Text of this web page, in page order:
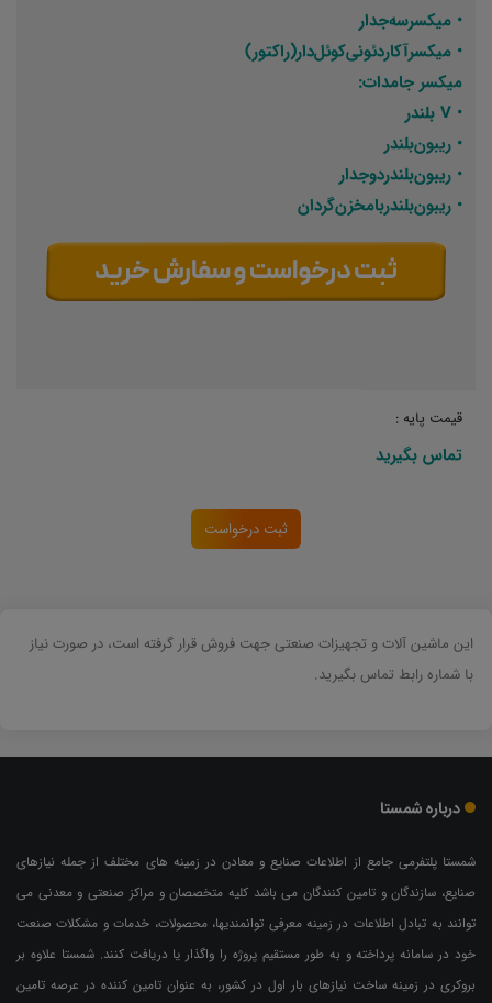
• میکسر‌سه‌جدار
• میکسر‌آکاردئونی‌کوئل‌دار‌(راکتور)
میکسر جامدات:
• V بلندر
• ریبون‌بلندر
• ریبون‌بلندر‌دو‌جدار
• ریبون‌بلندر‌با‌مخزن‌گردان
قیمت پایه :
تماس بگیرید
ثبت درخواست
این ماشین آلات و تجهیزات صنعتی جهت فروش قرار گرفته است، در صورت نیاز
با شماره رابط تماس بگیرید.
درباره شمستا
شمستا پلتفرمی جامع از اطلاعات صنایع و معادن در زمینه های مختلف از جمله نیازهای
صنایع، سازندگان و تامین کنندگان می باشد کلیه متخصصان و مراکز صنعتی و معدنی می
توانند به تبادل اطلاعات در زمینه معرفی توانمندیها، محصولات، خدمات و مشکلات صنعت
خود در سامانه پرداخته و به طور مستقیم پروژه را واگذار یا دریافت کنند. شمستا علاوه بر
بروکری در زمینه ساخت نیازهای بار اول در کشور، به عنوان تامین کننده در عرصه تامین